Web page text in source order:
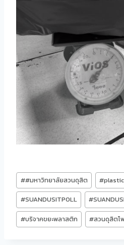
Post
Tags:
##มหาวิทยาลัยสวนดุสิต #
#SUANDUSITPOLL #
#บริจาคขยะพลาสติก #สวนดุสิตโ